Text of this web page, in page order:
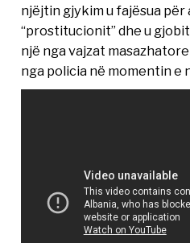
njëjtin gjykim u fajësua për
“prostitucionit” dhe u
një nga vajzat
nga policia në momentin e